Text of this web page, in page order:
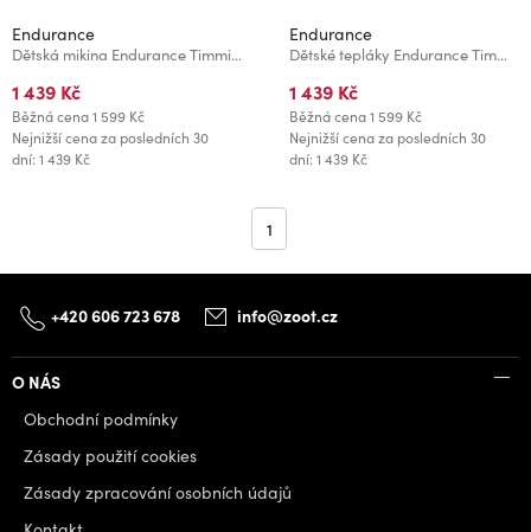
Endurance
Dětská mikina Endurance Timmia Jr.
1 439 Kč
Běžná cena1 599 Kč
Nejnižší cena za posledních 30
dní: 1 439 Kč
Endurance
Dětské tepláky Endurance Timmia Jr.
1 439 Kč
Běžná cena1 599 Kč
Nejnižší cena za posledních 30
dní: 1 439 Kč
1
+420 606 723 678 info@zoot.cz
O NÁS
Obchodní podmínky
Zásady použití cookies
Zásady zpracování osobních údajů